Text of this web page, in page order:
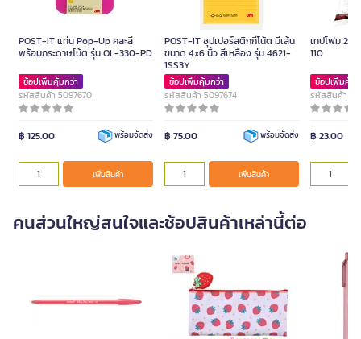
POST-IT แท่น Pop-Up คละสี
พร้อมกระดาษโน้ต รุ่น OL-330-PD
ช้อปเพิ่มคุ้มกว่า
รหัสสินค้า 5097670
฿ 125.00 พร้อมจัดส่ง
เพิ่มสินค้า
POST-IT ซุปเปอร์สติกกี้โน้ต มีเส้น
ขนาด 4x6 นิ้ว สีเหลือง รุ่น 4621-
1SS3Y
ช้อปเพิ่มคุ้มกว่า
รหัสสินค้า 5097674
฿ 75.00 พร้อมจัดส่ง
เพิ่มสินค้า
เทปโฟม 21
110
ช้อปเพิ่มคุ้ม
รหัสสินค้า
฿ 23.00
คนส่วนใหญ่สนใจและช้อปสินค้าเหล่านี้ต่อ